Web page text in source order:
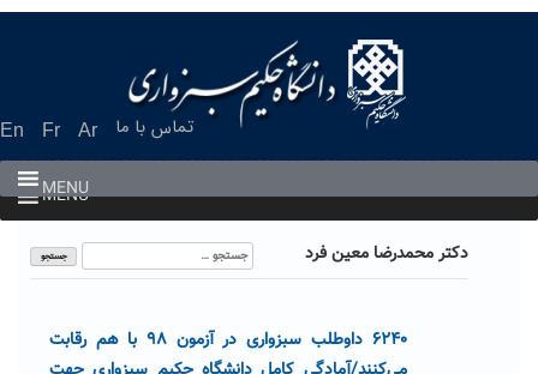
En Fr Ar تماس با ما
MENU
MENU
دکتر محمدرضا معین فرد
جستجو
برای:
۶۲۴۰ داوطلب سبزواری در آزمون ۹۸ با هم رقابت